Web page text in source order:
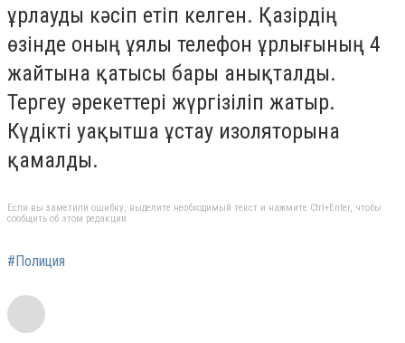
ұрлауды кәсіп етіп келген. Қазірдің
өзінде оның ұялы телефон ұрлығының 4
жайтына қатысы бары анықталды.
Тергеу әрекеттері жүргізіліп жатыр.
Күдікті уақытша ұстау изоляторына
қамалды.
Если вы заметили ошибку, выделите необходимый текст и нажмите Ctrl+Enter, чтобы
сообщить об этом редакции
#Полиция